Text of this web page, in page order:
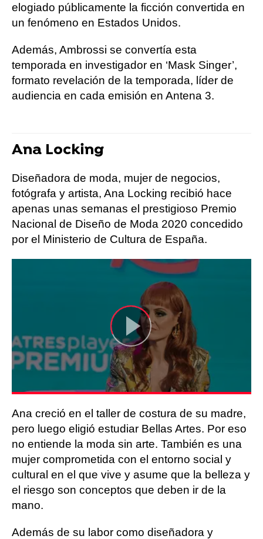
elogiado públicamente la ficción convertida en
un fenómeno en Estados Unidos.
Además, Ambrossi se convertía esta
temporada en investigador en ‘Mask Singer’,
formato revelación de la temporada, líder de
audiencia en cada emisión en Antena 3.
Ana Locking
Diseñadora de moda, mujer de negocios,
fotógrafa y artista, Ana Locking recibió hace
apenas unas semanas el prestigioso Premio
Nacional de Diseño de Moda 2020 concedido
por el Ministerio de Cultura de España.
Ana creció en el taller de costura de su madre,
pero luego eligió estudiar Bellas Artes. Por eso
no entiende la moda sin arte. También es una
mujer comprometida con el entorno social y
cultural en el que vive y asume que la belleza y
el riesgo son conceptos que deben ir de la
mano.
Además de su labor como diseñadora y